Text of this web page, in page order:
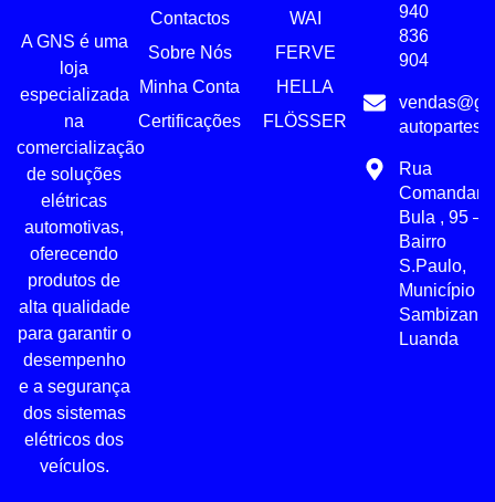
A GNS é uma
loja
especializada
na
comercialização
de soluções
elétricas
automotivas,
oferecendo
produtos de
alta qualidade
para garantir o
desempenho
e a segurança
dos sistemas
elétricos dos
veículos.
Contactos
Sobre Nós
Minha Conta
Certificações
WAI
FERVE
HELLA
FLÖSSER
940
836
904
Rua
Bula , 95 –
Bairro
S.Paulo,
Município
Luanda